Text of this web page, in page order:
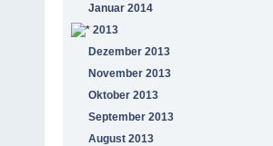
Januar 2014
2013
Dezember 2013
November 2013
Oktober 2013
September 2013
August 2013